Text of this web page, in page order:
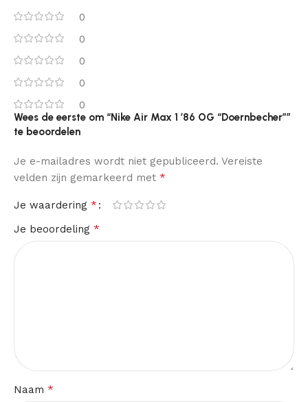
0
0
0
0
0
Wees de eerste om “Nike Air Max 1 ’86 OG “Doernbecher””
te beoordelen
Je e-mailadres wordt niet gepubliceerd. Vereiste
velden zijn gemarkeerd met *
Je waardering *
Je beoordeling *
Naam *